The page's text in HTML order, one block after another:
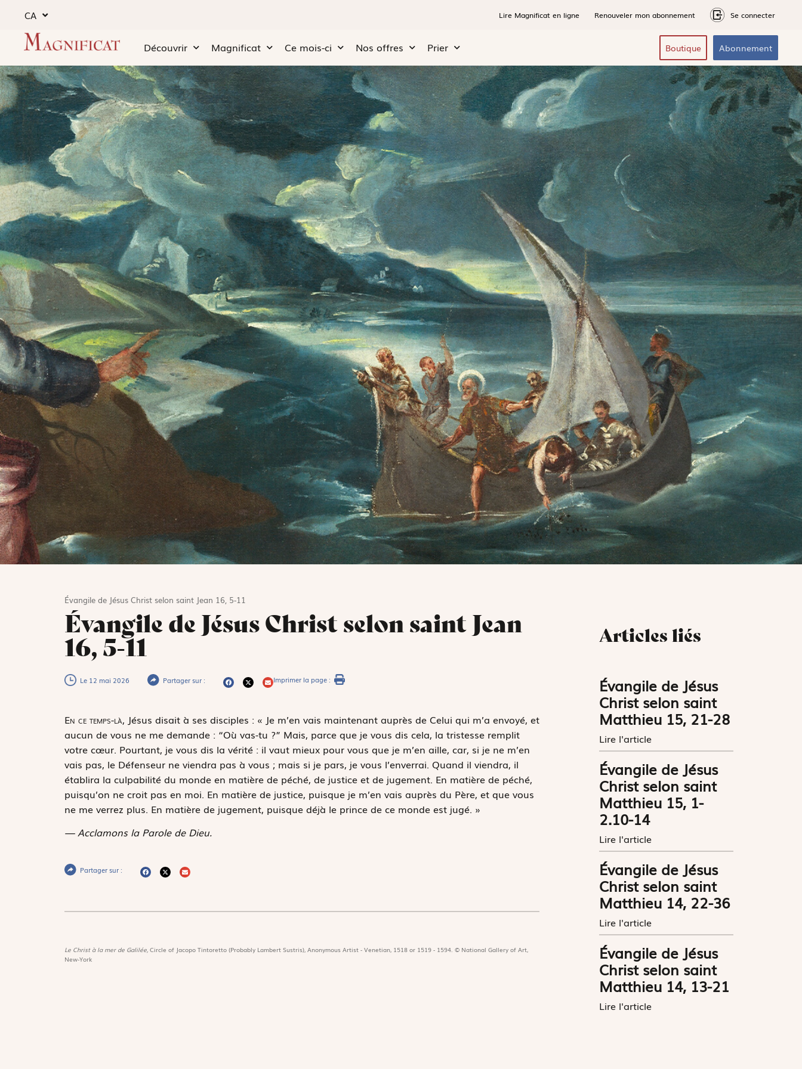
CA Lire Magnificat en ligne Renouveler mon abonnement Se connecter
Découvrir Magnificat Ce mois-ci Nos offres Prier Boutique Abonnement
Évangile de Jésus Christ selon saint Jean 16, 5-11
Évangile de Jésus Christ selon saint Jean
16, 5-11
Le 12 mai 2026 Partager sur : Imprimer la page :
En ce temps-là, Jésus disait à ses disciples : « Je m’en vais maintenant auprès de Celui qui m’a envoyé, et
aucun de vous ne me demande : “Où vas-tu ?” Mais, parce que je vous dis cela, la tristesse remplit
votre cœur. Pourtant, je vous dis la vérité : il vaut mieux pour vous que je m’en aille, car, si je ne m’en
vais pas, le Défenseur ne viendra pas à vous ; mais si je pars, je vous l’enverrai. Quand il viendra, il
établira la culpabilité du monde en matière de péché, de justice et de jugement. En matière de péché,
puisqu’on ne croit pas en moi. En matière de justice, puisque je m’en vais auprès du Père, et que vous
ne me verrez plus. En matière de jugement, puisque déjà le prince de ce monde est jugé. »
— Acclamons la Parole de Dieu.
Partager sur :
Le Christ à la mer de Galilée, Circle of Jacopo Tintoretto (Probably Lambert Sustris), Anonymous Artist - Venetian, 1518 or 1519 - 1594. © National Gallery of Art,
New-York
Articles liés
Évangile de Jésus
Christ selon saint
Matthieu 15, 21-28
Lire l'article
Évangile de Jésus
Christ selon saint
Matthieu 15, 1-
2.10-14
Lire l'article
Évangile de Jésus
Christ selon saint
Matthieu 14, 22-36
Lire l'article
Évangile de Jésus
Christ selon saint
Matthieu 14, 13-21
Lire l'article